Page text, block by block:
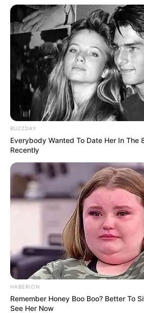
BUZZDAY
Everybody Wanted To Date Her In The
Recently
HABERION
Remember Honey Boo Boo? Better To
See Her Now